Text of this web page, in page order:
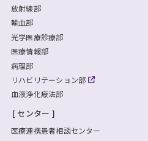
放射線部
輸血部
光学医療診療部
医療情報部
病理部
リハビリテーション部
血液浄化療法部
センター
医療連携患者相談センター